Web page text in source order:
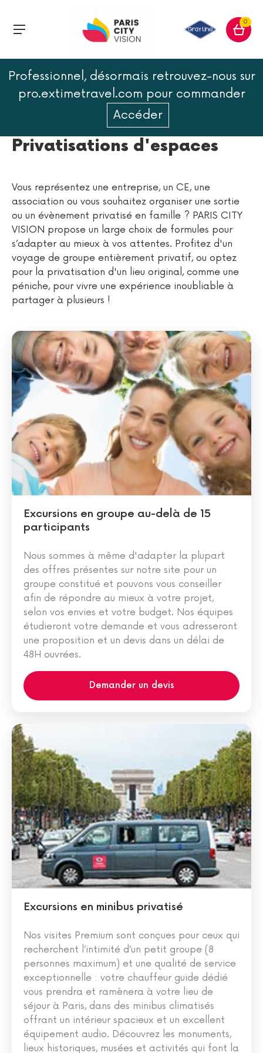
0
Professionnel, désormais retrouvez-nous sur
pro.extimetravel.com pour commander
Accéder
Voyages en Groupes et
Privatisations d'espaces
Vous représentez une entreprise, un CE, une
association ou vous souhaitez organiser une sortie
ou un évènement privatisé en famille ? PARIS CITY
VISION propose un large choix de formules pour
s’adapter au mieux à vos attentes. Profitez d'un
voyage de groupe entièrement privatif, ou optez
pour la privatisation d'un lieu original, comme une
péniche, pour vivre une expérience inoubliable à
partager à plusieurs !
Excursions en groupe au-delà de 15
participants
Nous sommes à même d'adapter la plupart
des offres présentes sur notre site pour un
groupe constitué et pouvons vous conseiller
afin de répondre au mieux à votre projet,
selon vos envies et votre budget. Nos équipes
étudieront votre demande et vous adresseront
une proposition et un devis dans un délai de
48H ouvrées.
Demander un devis
Excursions en minibus privatisé
Nos visites Premium sont conçues pour ceux qui
recherchent l’intimité d’un petit groupe (8
personnes maximum) et une qualité de service
exceptionnelle : votre chauffeur guide dédié
vous prendra et ramènera à votre lieu de
séjour à Paris, dans des minibus climatisés
offrant un intérieur spacieux et un excellent
équipement audio. Découvrez les monuments,
lieux historiques, musées et activités qui font la